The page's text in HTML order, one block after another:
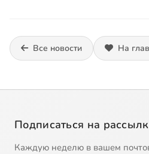
Все новости На
Подписаться на
Каждую неделю в вашем